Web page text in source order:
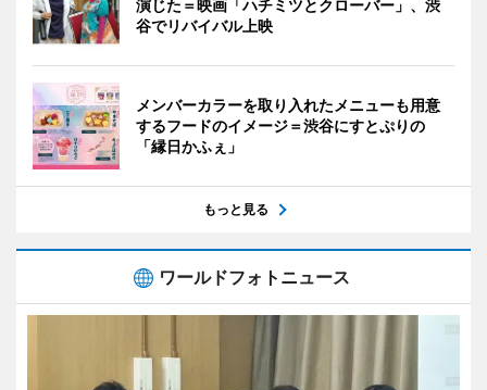
演じた＝映画「ハチミツとクローバー」、渋
谷でリバイバル上映
メンバーカラーを取り入れたメニューも用意
するフードのイメージ＝渋谷にすとぷりの
「縁日かふぇ」
もっと見る
ワールドフォトニュース